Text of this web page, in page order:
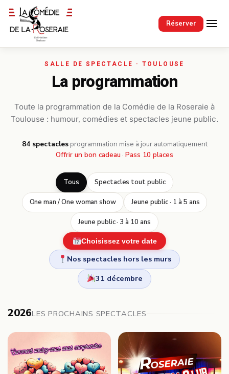
Réserver
Passer au contenu principal
La programmation
Toute la programmation de la Comédie de la Roseraie à
Toulouse : humour, comédies et spectacles jeune public.
84 spectacles· programmation mise à jour automatiquement
Offrir un bon cadeau · Pass 10 places
Tous Spectacles tout public
One man / One woman show Jeune public · 1 à 5 ans
Jeune public · 3 à 10 ans
Choisissez votre date
Nos spectacles hors les murs
31 décembre
2026LES PROCHAINS SPECTACLES